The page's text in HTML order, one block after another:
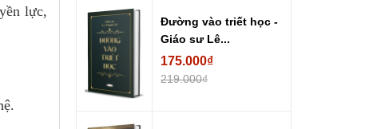
lực,
Đường vào triết học -
Giáo sư Lê...
175.000₫
219.000₫